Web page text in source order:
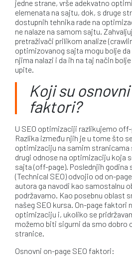
jedne strane, vrše adekvatno
elemenata na sajtu, dok, s druge
dostupnih tehnika rade na
ne nalaze na samom sajtu.
pretraživači prilikom analize
optimizovanog sajta mogu bolje da
njima nalazi i da ih na taj način
upite.
Koji su osnovni
faktori?
U SEO optimizaciji razlikujemo
Razlika između njih je u tome što
optimizaciju na samim stranicama
drugi odnose na optimizaciju koja
sajta (off-page). Poslednjih godina
(Technical SEO) odvojio od on-
autora ga navodi kao samostalnu
podržavamo. Kao posebnu oblast
našeg SEO kursa. On-page faktori
optimizaciju i, ukoliko se
možemo biti sigurni da smo dobro
stranice.
Osnovni on-page SEO faktori: